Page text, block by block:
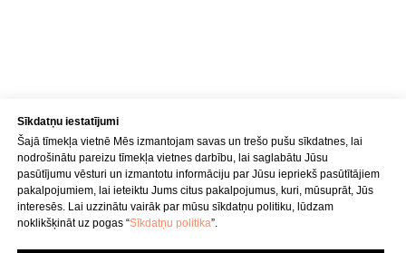
Sīkdatņu iestatījumi
Šajā tīmekļa vietnē Mēs izmantojam savas un trešo pušu sīkdatnes, lai
nodrošinātu pareizu tīmekļa vietnes darbību, lai saglabātu Jūsu
pasūtījumu vēsturi un izmantotu informāciju par Jūsu iepriekš pasūtītājiem
pakalpojumiem, lai ieteiktu Jums citus pakalpojumus, kuri, mūsuprāt, Jūs
interesēs. Lai uzzinātu vairāk par mūsu sīkdatņu politiku, lūdzam
noklikšķināt uz pogas “Sīkdatņu politika”.